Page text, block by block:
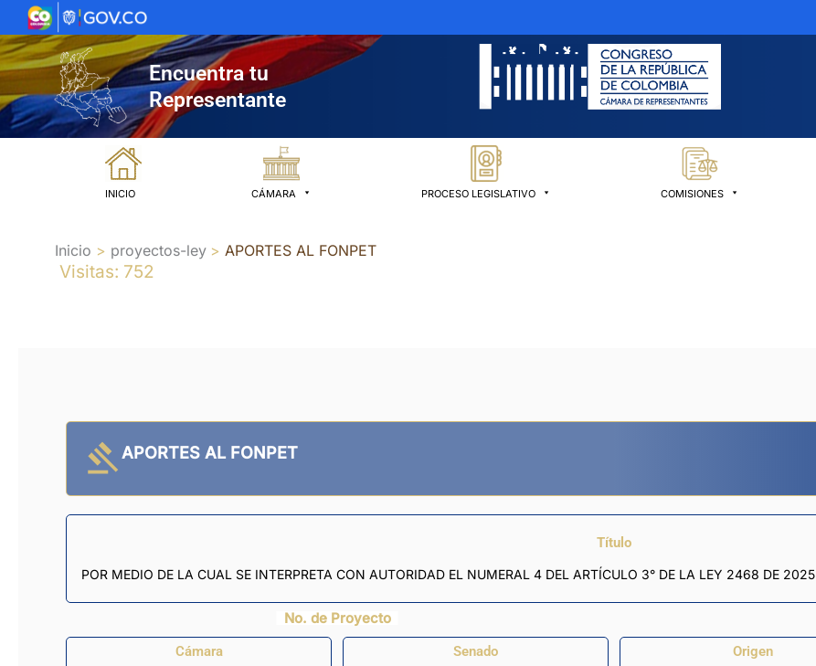
al
contenido
Encuentra tu
Representante
INICIO CÁMARA PROCESO LEGISLATIVO COMISIONES
Inicio proyectos-ley APORTES AL FONPET
Visitas: 752
APORTES AL FONPET
Título
POR MEDIO DE LA CUAL SE INTERPRETA CON AUTORIDAD EL NUMERAL 4 DEL ARTÍCULO 3° DE LA LEY 2468 DE 2025
No. de Proyecto
Cámara Senado Origen